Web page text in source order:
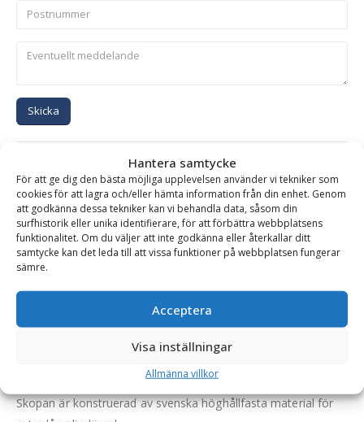
Hantera samtycke
För att ge dig den bästa möjliga upplevelsen använder vi tekniker som
cookies för att lagra och/eller hämta information från din enhet. Genom
att godkänna dessa tekniker kan vi behandla data, såsom din
surfhistorik eller unika identifierare, för att förbättra webbplatsens
funktionalitet. Om du väljer att inte godkänna eller återkallar ditt
samtycke kan det leda till att vissa funktioner på webbplatsen fungerar
sämre.
Acceptera
Visa inställningar
Allmänna villkor
Skicka
Se alla produkter inom samma kategori
Profilskopor
BESKRIVNING
1750/300 mm
Profilskopan är en tålig skopa specialanpassad för
Skopan är konstruerad av svenska höghållfasta material för